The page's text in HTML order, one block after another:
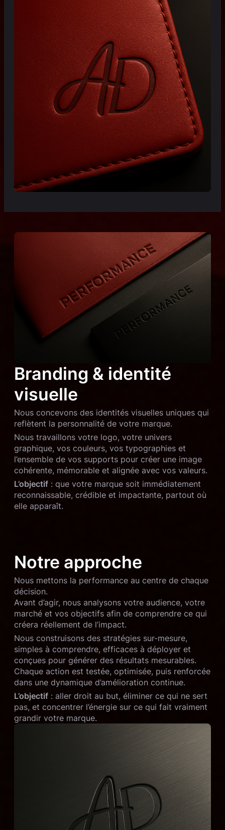
Branding & identité
visuelle
Nous concevons des identités visuelles uniques qui
reflètent la personnalité de votre marque.
Nous travaillons votre logo, votre univers
graphique, vos couleurs, vos typographies et
l’ensemble de vos supports pour créer une image
cohérente, mémorable et alignée avec vos valeurs.
L’objectif : que votre marque soit immédiatement
reconnaissable, crédible et impactante, partout où
elle apparaît.
Notre approche
Nous mettons la performance au centre de chaque
décision.
Avant d’agir, nous analysons votre audience, votre
marché et vos objectifs afin de comprendre ce qui
créera réellement de l’impact.
Nous construisons des stratégies sur-mesure,
simples à comprendre, efficaces à déployer et
conçues pour générer des résultats mesurables.
Chaque action est testée, optimisée, puis renforcée
dans une dynamique d’amélioration continue.
L’objectif : aller droit au but, éliminer ce qui ne sert
pas, et concentrer l’énergie sur ce qui fait vraiment
grandir votre marque.